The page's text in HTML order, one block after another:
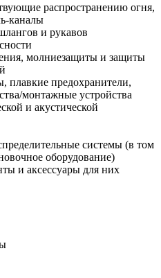
распространению огня,
каналы
и рукавов
молниезащиты и защиты
плавкие предохранители,
монтажные устройства
и акустической
системы (в том
оборудование)
и аксессуары для них